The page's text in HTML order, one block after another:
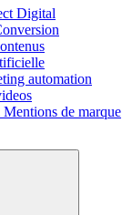
Digital
automation
de marque